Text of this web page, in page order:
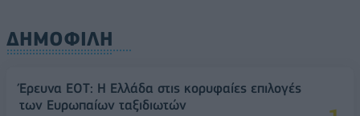
ΔΗΜΟΦΙΛΗ
Έρευνα ΕΟΤ: Η Ελλάδα στις κορυφαίες επιλογές
των Ευρωπαίων ταξιδιωτών